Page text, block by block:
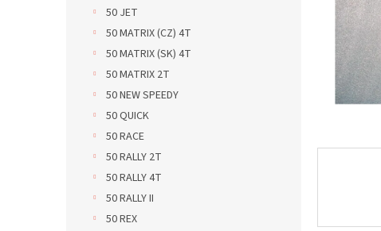
50 JET
50 MATRIX (CZ) 4T
50 MATRIX (SK) 4T
50 MATRIX 2T
50 NEW SPEEDY
50 QUICK
50 RACE
50 RALLY 2T
50 RALLY 4T
50 RALLY II
50 REX